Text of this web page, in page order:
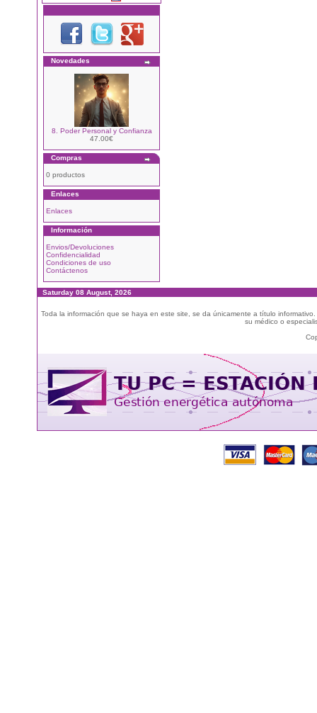
Novedades
8. Poder Personal y Confianza
47.00€
Compras
0 productos
Enlaces
Enlaces
Información
Envios/Devoluciones
Confidencialidad
Condiciones de uso
Contáctenos
Saturday 08 August, 2026
Toda la información que se haya en este site, se da únicamente a título
su médico o